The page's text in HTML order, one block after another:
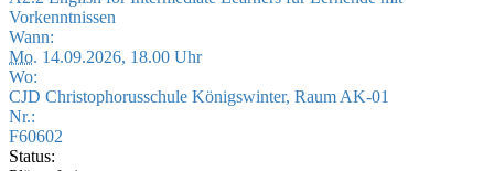
Vorkenntnissen
Wann:
Mo. 14.09.2026, 18.00 Uhr
Wo:
CJD Christophorusschule Königswinter, Raum AK-01
Nr.:
F60602
Status: